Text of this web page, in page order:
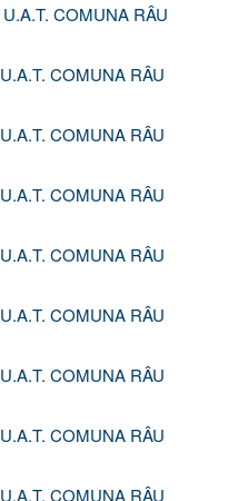
COMUNA RÂU
COMUNA RÂU
COMUNA RÂU
COMUNA RÂU
COMUNA RÂU
COMUNA RÂU
COMUNA RÂU
COMUNA RÂU
COMUNA RÂU